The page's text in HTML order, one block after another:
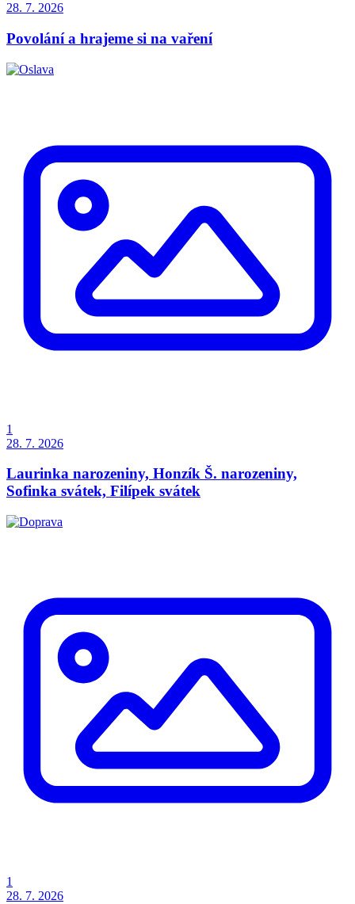
28. 7. 2026
Povolání a hrajeme si na vaření
1
28. 7. 2026
Laurinka narozeniny, Honzík Š. narozeniny,
Sofinka svátek, Filípek svátek
1
28. 7. 2026